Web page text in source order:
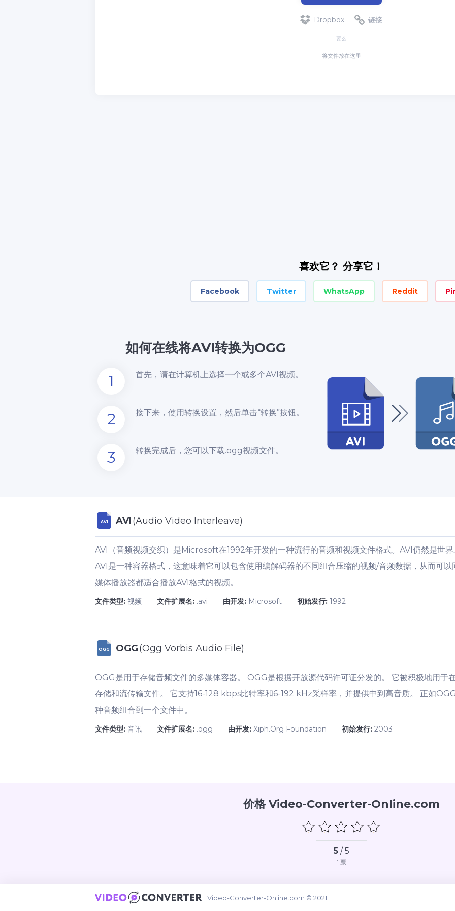
Dropbox 链接
要么
将文件放在这里
喜欢它？ 分享它！
Facebook Twitter WhatsApp Reddit
如何在线将AVI转换为OGG
1 首先，请在计算机上选择一个或多个AVI视频。
2 接下来，使用转换设置，然后单击“转换”按钮。
3 转换完成后，您可以下载.ogg视频文件。
AVI AVI(Audio Video Interleave)
AVI（音频视频交织）是Microsoft在1992年开发的一种流行的音频和视频文件格式。AVI仍然是世界
AVI是一种容器格式，这意味着它可以包含使用编解码器的不同组合压缩的视频/音频数据，从而可
媒体播放器都适合播放AVI格式的视频。
文件类型: 视频 文件扩展名: .avi 由开发: Microsoft 初始发行: 1992
OGG OGG(Ogg Vorbis Audio File)
OGG是用于存储音频文件的多媒体容器。 OGG是根据开放源代码许可证分发的。 它被积极地用于
存储和流传输文件。 它支持16-128 kbps比特率和6-192 kHz采样率，并提供中到高音质。 正如
种音频组合到一个文件中。
文件类型: 音讯 文件扩展名: .ogg 由开发: Xiph.Org Foundation 初始发行: 2003
价格 Video-Converter-Online.com
5/ 5
1 票
| Video-Converter-Online.com © 2021